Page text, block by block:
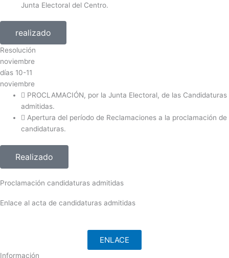
Junta Electoral del Centro.
realizado
Resolución
noviembre
días 10-11
noviembre
PROCLAMACIÓN, por la Junta Electoral, de las Candidaturas
admitidas.
Apertura del período de Reclamaciones a la proclamación de
candidaturas.
Realizado
Proclamación candidaturas admitidas
Enlace al acta de candidaturas admitidas
ENLACE
Información